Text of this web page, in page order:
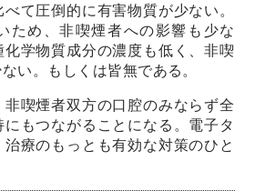
て圧倒的に有害物質が少ない。
ため、非喫煙者への影響も少な
化学物質成分の濃度も低く、非喫
い。もしくは皆無である。
喫煙者双方の口腔のみならず全
もつながることになる。電子タ
療のもっとも有効な対策のひと